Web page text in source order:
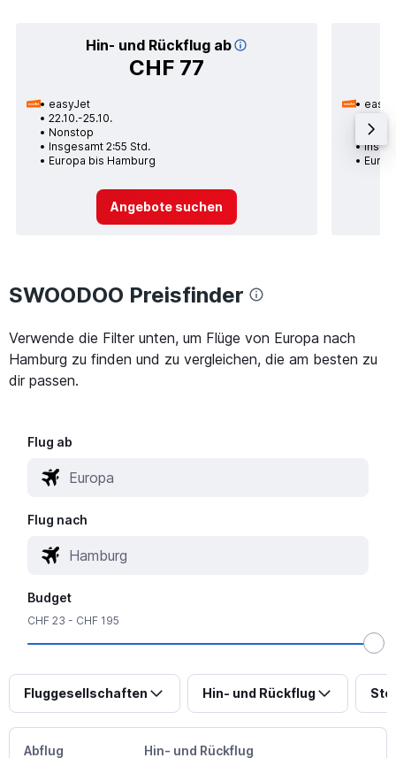
Hin- und Rückflug ab
CHF 77
easyJet
22.10.-25.10.
Nonstop
Insgesamt 2:55 Std.
Europa bis Hamburg
Angebote suchen
SWOODOO Preisfinder
Verwende die Filter unten, um Flüge von Europa nach
Hamburg zu finden und zu vergleichen, die am besten zu
dir passen.
Flug ab
Flug nach
Budget
CHF 23 - CHF 195
Fluggesellschaften Hin- und Rückflug
Abflug Hin- und Rückflug